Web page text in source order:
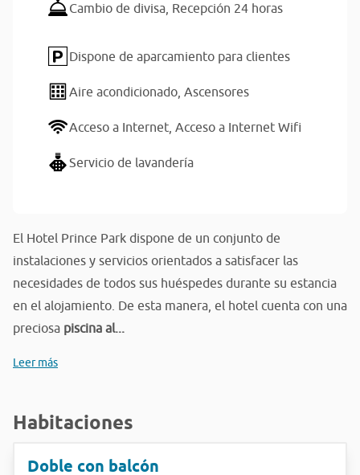
Cambio de divisa, Recepción 24 horas
Dispone de aparcamiento para clientes
Aire acondicionado, Ascensores
Acceso a Internet, Acceso a Internet Wifi
Servicio de lavandería
El Hotel Prince Park dispone de un conjunto de
instalaciones y servicios orientados a satisfacer las
necesidades de todos sus huéspedes durante su estancia
en el alojamiento. De esta manera, el hotel cuenta con una
preciosa piscina al...
Leer más
Habitaciones
Doble con balcón